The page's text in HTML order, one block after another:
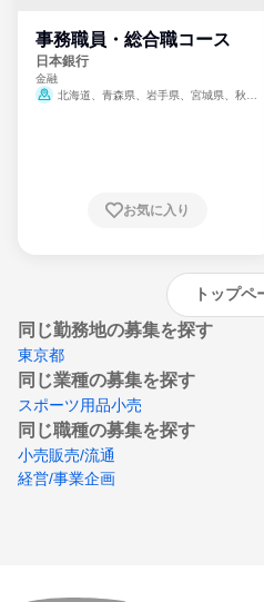
事務職員・総合職コース
日本銀行
金融
北海道、青森県、岩手県、宮城県、秋田
崎県、熊本県、大分県、宮崎県、鹿児島県、
お気に入り
トップペ
同じ勤務地の募集を探す
東京都
同じ業種の募集を探す
スポーツ用品小売
同じ職種の募集を探す
小売販売/流通
経営/事業企画